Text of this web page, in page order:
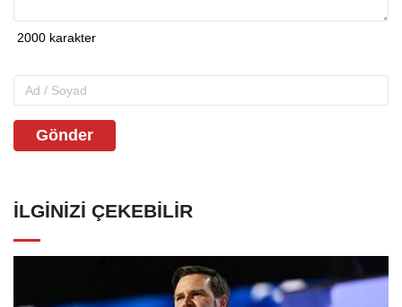
Gönder
İLGINIZI ÇEKEBILIR